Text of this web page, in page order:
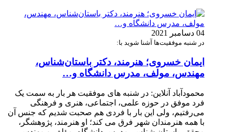
04 دسامبر 2021
در شنبه موفقیت‌ها آشنا شوید با:
ایمان خسروی؛ هنرمند، دکتر باستان‌شناس،
مهندس، مولف، مدرس دانشگاه و…
محمودآباد آنلاین: در شنبه های موفقیت هر بار به سمت یک
فرد موفق در حوزه علمی، اجتماعی، هنری و فرهنگی
می‌رفتیم، ولی این بار با فردی هم صحبت شدیم که جنس آن
با همه هنرمندان شهر فرق می کند؛ او هنرمند، پژوهشگر،